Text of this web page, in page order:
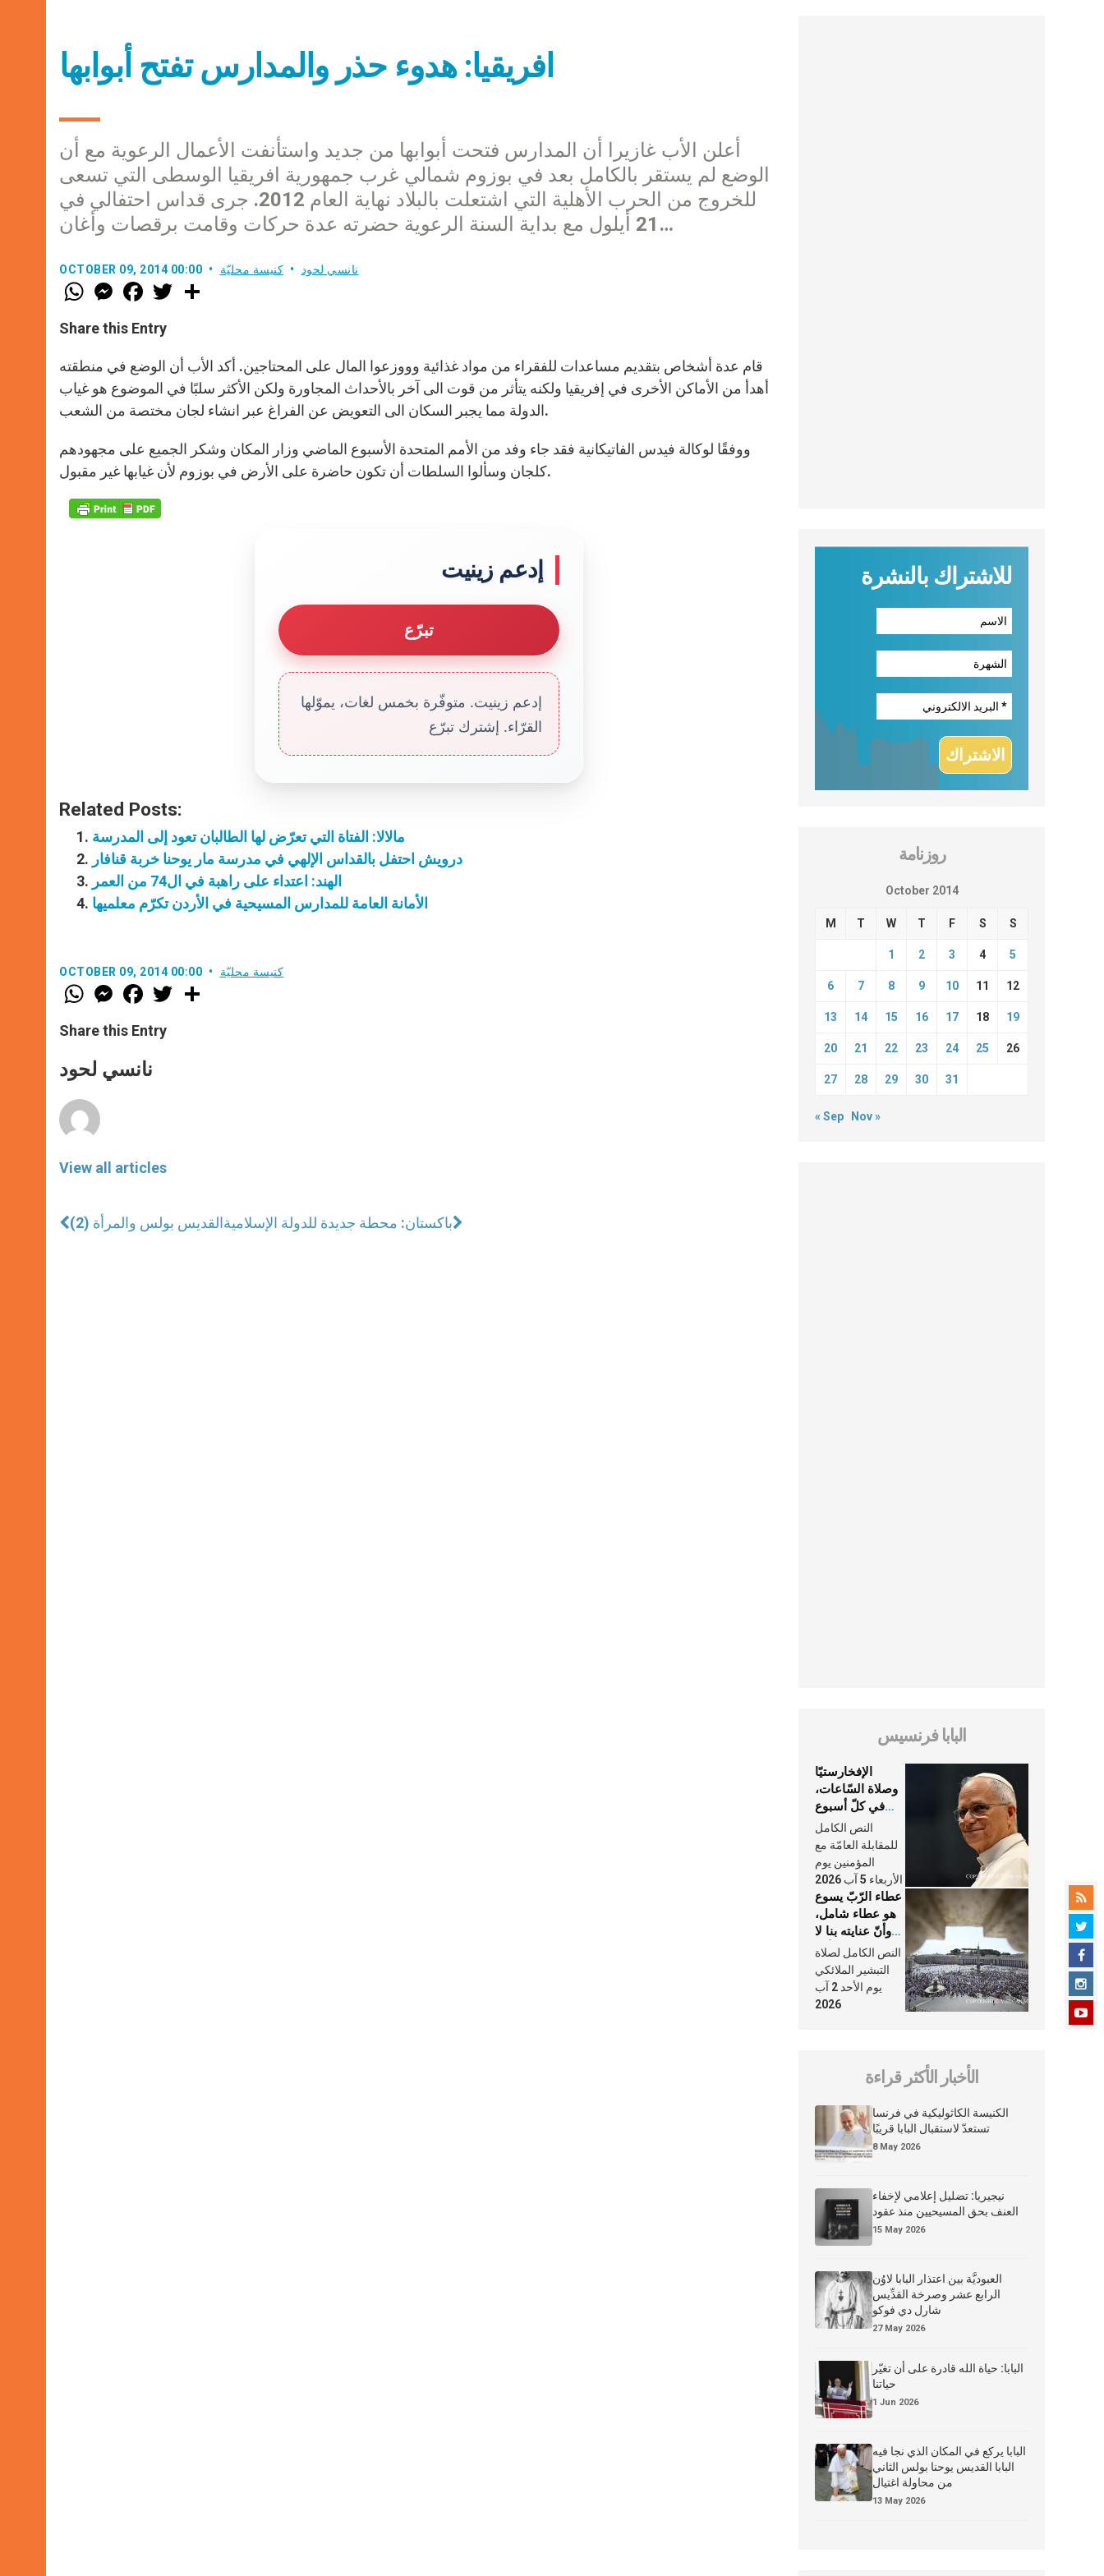
افريقيا: هدوء حذر والمدارس تفتح أبوابها
أعلن الأب غازيرا أن المدارس فتحت أبوابها من جديد واستأنفت الأعمال الرعوية مع أن
الوضع لم يستقر بالكامل بعد في بوزوم شمالي غرب جمهورية افريقيا الوسطى التي تسعى
للخروج من الحرب الأهلية التي اشتعلت بالبلاد نهاية العام 2012. جرى قداس احتفالي في
21 أيلول مع بداية السنة الرعوية حضرته عدة حركات وقامت برقصات وأغان…
OCTOBER 09, 2014 00:00 نانسي لحود كنيسة محليّة
W
h
t
s
p
p
M
e
s
e
g
e
r
F
a
e
b
o
k
w
r
Share this Entry
قام عدة أشخاص بتقديم مساعدات للفقراء من مواد غذائية وووزعوا المال على المحتاجين. أكد الأب أن الوضع في منطقته
أهدأ من الأماكن الأخرى في إفريقيا ولكنه يتأثر من قوت الى آخر بالأحداث المجاورة ولكن الأكثر سلبًا في الموضوع هو غياب
الدولة مما يجبر السكان الى التعويض عن الفراغ عبر انشاء لجان مختصة من الشعب.
ووفقًا لوكالة فيدس الفاتيكانية فقد جاء وفد من الأمم المتحدة الأسبوع الماضي وزار المكان وشكر الجميع على مجهودهم
كلجان وسألوا السلطات أن تكون حاضرة على الأرض في بوزوم لأن غيابها غير مقبول.
إدعم زينيت
تبرّع
إدعم زينيت. متوفّرة بخمس لغات، يموّلها
القرّاء. إشترك تبرّع
Related Posts:
مالالا: الفتاة التي تعرّض لها الطالبان تعود إلى المدرسة
درويش احتفل بالقداس الإلهي في مدرسة مار يوحنا خربة قنافار
الهند: اعتداء على راهبة في ال74 من العمر
الأمانة العامة للمدارس المسيحية في الأردن تكرّم معلميها
OCTOBER 09, 2014 00:00 كنيسة محليّة
W
h
t
s
p
p
M
e
s
e
g
e
F
a
e
b
o
k
w
Share this Entry
نانسي لحود
View all articles
القديس بولس والمرأة (2)باكستان: محطة جديدة للدولة الإسلامية
للاشتراك بالنشرة
روزنامة
October 2014
M T W T F S S
1 2 3 4 5
6 7 8 9 10 11 12
13 14 15 16 17 18 19
20 21 22 23 24 25 26
27 28 29 30 31
« Sep Nov »
البابا فرنسيس
الإفخارستيّا
وصلاة السّاعات،
في كلّ أسبوع
وكلّ يوم، هما
النَّفَس في حياة
الكنيسة
النص الكامل
للمقابلة العامّة مع
المؤمنين يوم
الأربعاء 5 آب 2026
عطاء الرّبّ يسوع
هو عطاء شامل،
وأنّ عنايته بنا لا
تغيب عنّا أبدًا
النص الكامل لصلاة
التبشير الملائكي
يوم الأحد 2 آب
2026
الأخبار الأكثر قراءة
الكنيسة الكاثوليكية في فرنسا
تستعدّ لاستقبال البابا قريبًا
8 May 2026
نيجيريا: تضليل إعلامي لإخفاء
العنف بحق المسيحيين منذ عقود
15 May 2026
العبوديَّة بين اعتذار البابا لاوُن
الرابع عشر وصرخة القدِّيس
شارل دي فوكو
27 May 2026
البابا: حياة الله قادرة على أن تغيّر
حياتنا
1 Jun 2026
البابا يركع في المكان الذي نجا فيه
البابا القديس يوحنا بولس الثاني
من محاولة اغتيال
13 May 2026